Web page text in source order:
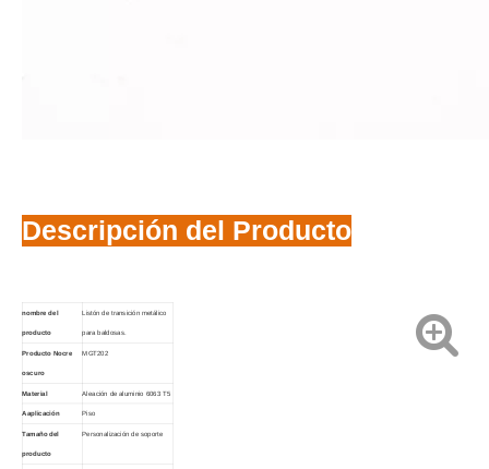
Descripción del Producto
nombre del
producto
Listón de transición metálico
para baldosas.
Producto Nocre
oscuro
MGT202
Material Aleación de aluminio 6063 T5
Aaplicación Piso
Tamaño del
producto
Personalización de soporte